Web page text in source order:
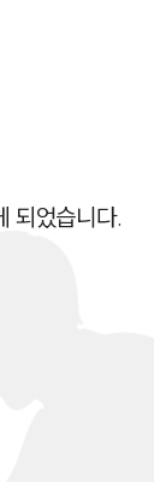
되었습니다.